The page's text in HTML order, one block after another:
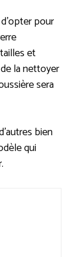
pour
et
la nettoyer
sera
bien
qui